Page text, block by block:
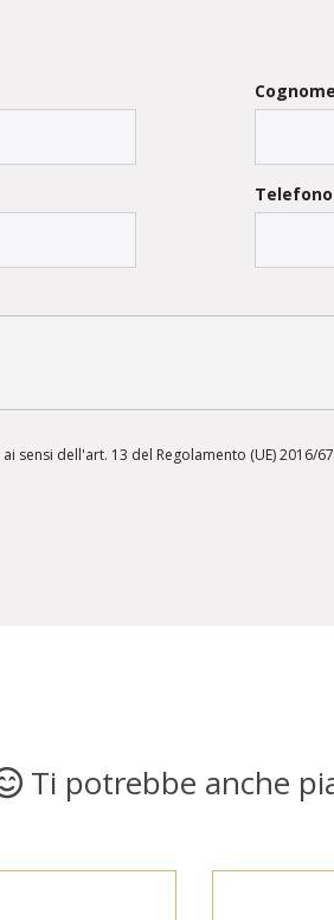
Cognome
Telefono
ai sensi dell'art. 13 del Regolamento (UE) 2016/
Ti potrebbe anche